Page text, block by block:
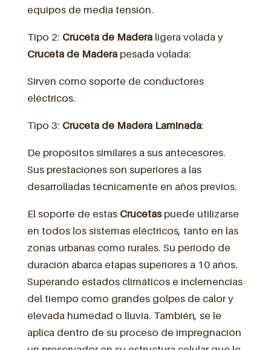
equipos de media tensión.
Tipo 2: Cruceta de Maderaligera volada y
Cruceta de Madera pesada volada:
Sirven como soporte de conductores
eléctricos.
Tipo 3: Cruceta de Madera Laminada:
De propósitos similares a sus antecesores.
Sus prestaciones son superiores a las
desarrolladas técnicamente en años previos.
El soporte de estas Crucetas puede utilizarse
en todos los sistemas eléctricos, tanto en las
zonas urbanas como rurales. Su periodo de
duración abarca etapas superiores a 10 años.
Superando estados climáticos e inclemencias
del tiempo como grandes golpes de calor y
elevada humedad o lluvia. También, se le
aplica dentro de su proceso de impregnación